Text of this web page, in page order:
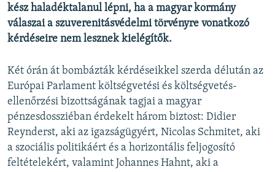
kész haladéktalanul lépni, ha a magyar kormány
válaszai a szuverenitásvédelmi törvényre vonatkozó
kérdéseire nem lesznek kielégítők.
Két órán át bombázták kérdéseikkel szerda délután az
Európai Parlament költségvetési és költségvetés-
ellenőrzési bizottságának tagjai a magyar
pénzesdossziéban érdekelt három biztost: Didier
Reynderst, aki az igazságügyért, Nicolas Schmitet, aki
a szociális politikáért és a horizontális feljogosító
feltételekért, valamint Johannes Hahnt, aki a